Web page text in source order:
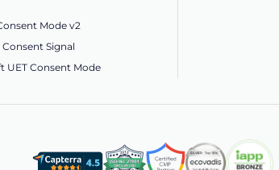
Mode v2
Signal
UET Consent Mode